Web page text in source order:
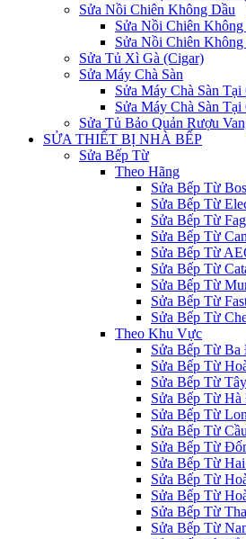
Sửa Nồi Chiên Không Dầu
Sửa Nồi Chiên
Sửa Nồi Chiên
Sửa Tủ Xì Gà (Cigar)
Sửa Máy Chà Sàn
Sửa Máy Chà Sàn
Sửa Máy Chà Sàn
Sửa Tủ Bảo Quản Rượu
SỬA THIẾT BỊ NHÀ BẾP
Sửa Bếp Từ
Theo Hãng
Sửa Bếp Từ
Sửa Bếp Từ
Sửa Bếp Từ
Sửa Bếp Từ
Sửa Bếp Từ
Sửa Bếp Từ
Sửa Bếp Từ
Sửa Bếp Từ
Sửa Bếp Từ
Theo Khu Vực
Sửa Bếp Từ Ba
Sửa Bếp Từ
Sửa Bếp Từ
Sửa Bếp Từ
Sửa Bếp Từ
Sửa Bếp Từ
Sửa Bếp Từ
Sửa Bếp Từ
Sửa Bếp Từ
Sửa Bếp Từ
Sửa Bếp Từ
Sửa Bếp Từ